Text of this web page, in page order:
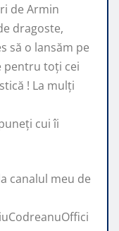
de Armin
dragoste,
să o lansăm pe
pentru toți cei
! La mulți
cui îi
canalul meu de